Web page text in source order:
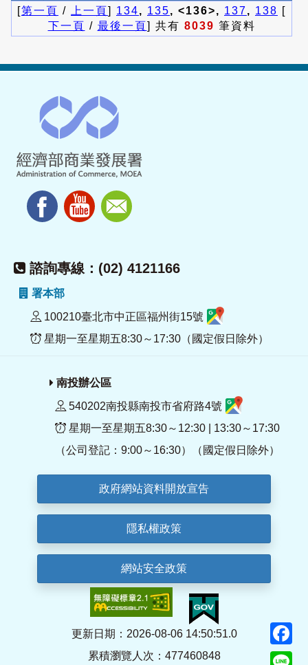
[第一頁 / 上一頁] 134, 135, <136>, 137, 138 [
下一頁 / 最後一頁] 共有 8039 筆資料
諮詢專線：(02) 4121166
署本部
100210臺北市中正區福州街15號
星期一至星期五8:30～17:30（國定假日除外）
南投辦公區
540202南投縣南投市省府路4號
星期一至星期五8:30～12:30 | 13:30～17:30
（公司登記：9:00～16:30）（國定假日除外）
政府網站資料開放宣告
隱私權政策
網站安全政策
更新日期：2026-08-06 14:50:51.0
累積瀏覽人次：477460848